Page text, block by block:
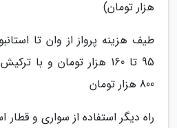
هزار تومان)
طیف هزینه پرواز از وان تا
800 هزار تومان
راه دیگر استفاده از سواری و